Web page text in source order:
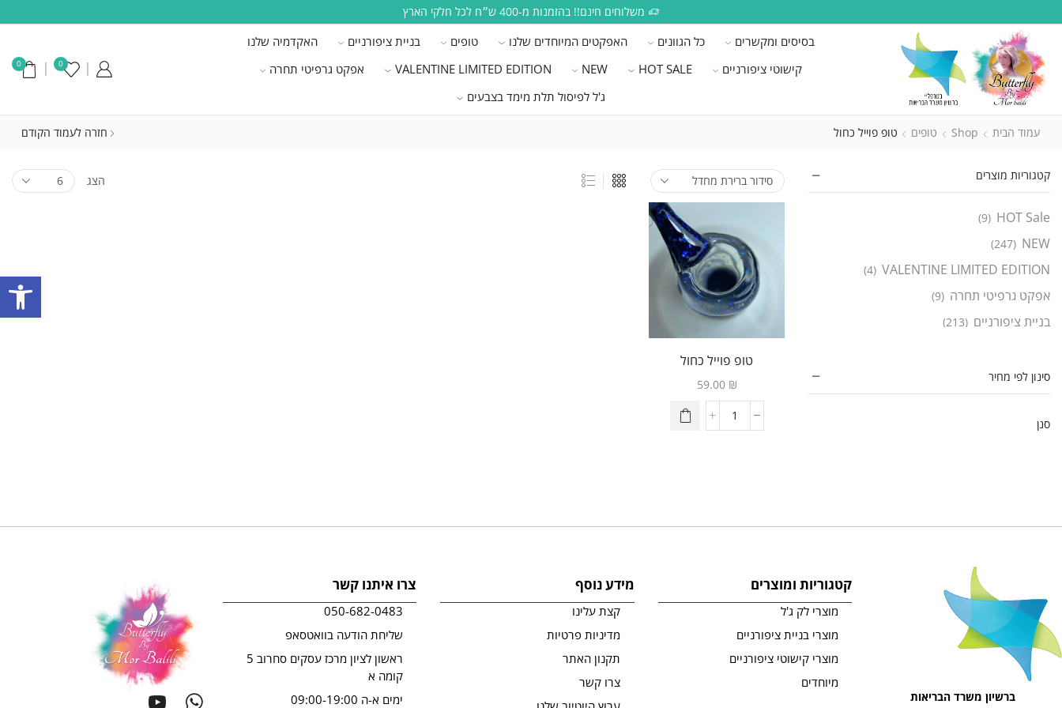
משלוחים חינם!! בהזמנות מ-400 ש״ח לכל חלקי הארץ
בסיסים ומקשרים כל הגוונים האפקטים המיוחדים שלנו טופים בניית ציפורניים
האקדמיה שלנו
קישוטי ציפורניים
HOT SALE
NEW
VALENTINE LIMITED EDITION
אפקט גרפיטי תחרה
ג'ל לפיסול תלת מימד בצבעים
0
0
עמוד הבית Shop טופים טופ פוייל כחול חזרה לעמוד הקודם
הצג
טופ פוייל כחול
59.00 ₪
קטגוריות מוצרים
HOT Sale
(9)
NEW
(247)
VALENTINE LIMITED EDITION
(4)
אפקט גרפיטי תחרה (9)
בניית ציפורניים (213)
גלי גל - גל סמיך שלא מתפלס
גלי טיפס (14)
מדבקות סיליקון Duet
טופ מבריק ללא נטרול
טופ מתקן ICE PINK
(1)
טופ מתקן LAVENDER
טופ מתקן MILKY
(1)
טופ עוגייה
טופ פוייל זהב (1)
סינון לפי מחיר
סנן
ברשיון משרד הבריאות
קטגוריות ומוצרים
מוצרי לק ג'ל
מוצרי בניית ציפורניים
מוצרי קישוטי ציפורניים
מיוחדים
מידע נוסף
קצת עלינו
מדיניות פרטיות
תקנון האתר
צרו קשר
צרו איתנו קשר
050-682-0483
שליחת הודעה בוואטסאפ
ראשון לציון מרכז עסקים סחרוב 5
קומה א
ימים א-ה 09:00-19:00
פתח